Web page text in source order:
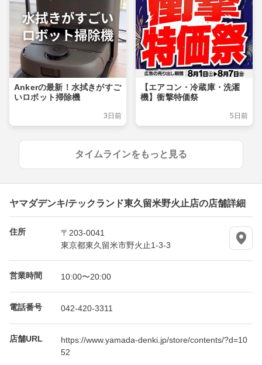
Ankerの最新！水拭きがすご
いロボット掃除機
3日前
【エアコン・冷蔵庫・洗濯
機】衝撃特価祭
5日前
タイムラインをもっと見る
ヤマダデンキ/テックランド東久留米野火止店の店舗詳細
住所
〒203-0041
東京都東久留米市野火止1-3-3
営業時間 10:00〜20:00
電話番号 042-420-3311
店舗URL
https://www.yamada-denki.jp/store/contents/?d=10
52